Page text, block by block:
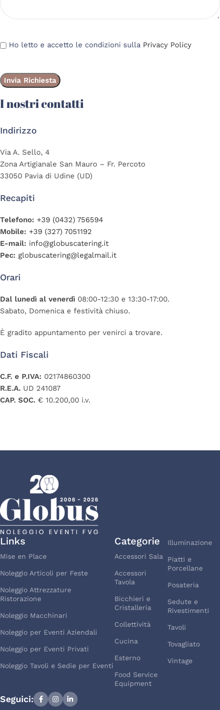
Ho letto e accetto le condizioni sulla Privacy Policy
I nostri contatti
Indirizzo
Via A. Sello, 4
Zona Artigianale San Mauro – Fr. Percoto
33050 Pavia di Udine (UD)
Recapiti
Telefono: +39 (0432) 756594
Mobile: +39 (327) 7051192
E-mail: info@globuscatering.it
Pec: globuscatering@legalmail.it
Orari
Dal lunedì al venerdì 08:00-12:30 e 13:30-17:00.
Sabato, Domenica e festività chiuso.
È gradito appuntamento per venirci a trovare.
Dati Fiscali
C.F. e P.IVA: 02174860300
R.E.A. UD 241087
CAP. SOC. € 10.200,00 i.v.
Links
Mise en Place
Noleggio Articoli per Feste
Noleggio Attrezzature
Ristorazione
Noleggio Macchinari
Noleggio per Eventi Aziendali
Noleggio per Eventi Privati
Noleggio Tavoli e Sedie per Eventi
Categorie
Accessori Sala
Accessori
Tavola
Bicchieri e
Cristalleria
Collettività
Cucina
Esterno
Food Service
Equipment
Illuminazione
Piatti e
Porcellane
Posateria
Sedute e
Rivestimenti
Tavoli
Tovagliato
Vintage
Seguici: